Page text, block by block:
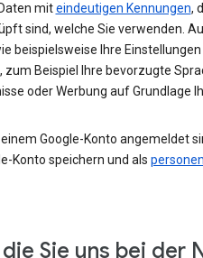
miteindeutigen Kennungen,
sind, welche Sie verwenden.
beispielsweise Ihre
zum Beispiel Ihre bevorzugte
oder Werbung auf Grundlage
Google-Konto angemeldet
Konto speichern und als
Sie uns bei der